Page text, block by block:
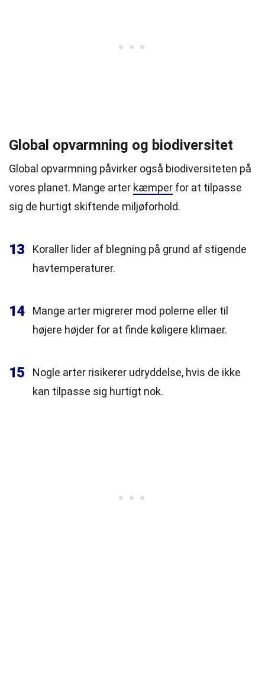
Global opvarmning og biodiversitet
Global opvarmning påvirker også biodiversiteten på
vores planet. Mange arter kæmper for at tilpasse
sig de hurtigt skiftende miljøforhold.
13
Koraller lider af blegning på grund af stigende
havtemperaturer.
14
Mange arter migrerer mod polerne eller til
højere højder for at finde køligere klimaer.
15
Nogle arter risikerer udryddelse, hvis de ikke
kan tilpasse sig hurtigt nok.